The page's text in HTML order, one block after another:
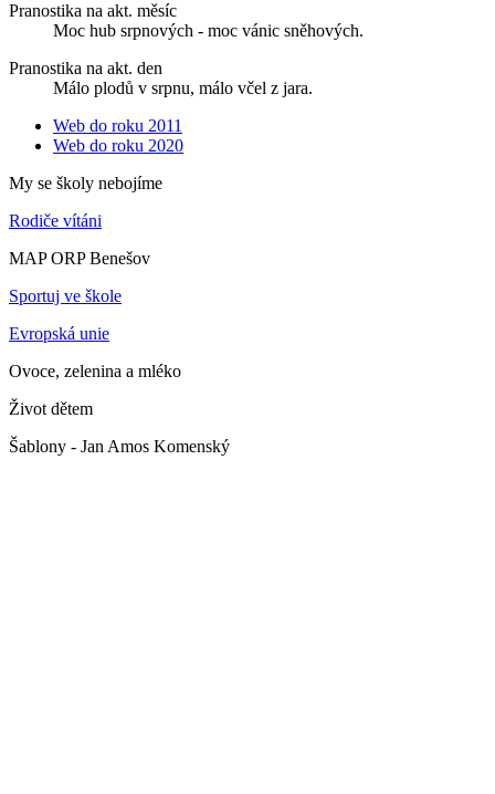
Pranostika na akt. měsíc
Moc hub srpnových - moc vánic sněhových.
Pranostika na akt. den
Málo plodů v srpnu, málo včel z jara.
Web do roku 2011
Web do roku 2020
My se školy nebojíme
Rodiče vítáni
MAP ORP Benešov
Sportuj ve škole
Evropská unie
Ovoce, zelenina a mléko
Život dětem
Šablony - Jan Amos Komenský